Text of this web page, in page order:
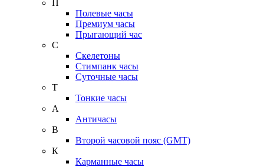
П
Полевые часы
Премиум часы
Прыгающий час
С
Скелетоны
Стимпанк часы
Суточные часы
Т
Тонкие часы
А
Античасы
В
Второй часовой пояс (GMT)
К
Карманные часы